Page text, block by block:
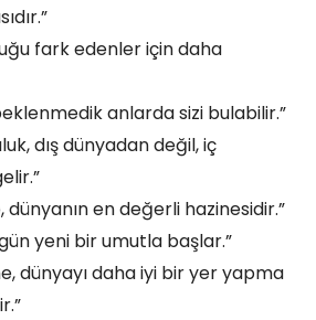
fark edenler için daha
anlarda sizi bulabilir.”
dış dünyadan değil, iç
dünyanın en değerli hazinesidir.”
yeni bir umutla başlar.”
dünyayı daha iyi bir yer yapma